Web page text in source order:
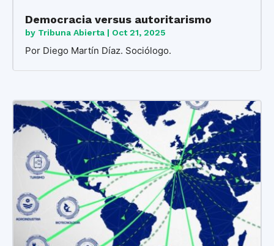
Democracia versus autoritarismo
by Tribuna Abierta | Oct 21, 2025
Por Diego Martín Díaz. Sociólogo.